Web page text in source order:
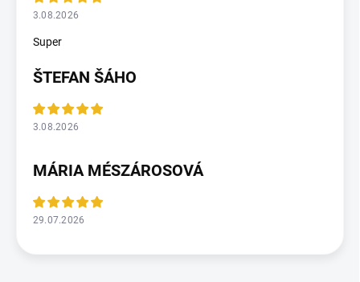
3.08.2026
Super
ŠTEFAN ŠÁHO
3.08.2026
MÁRIA MÉSZÁROSOVÁ
29.07.2026